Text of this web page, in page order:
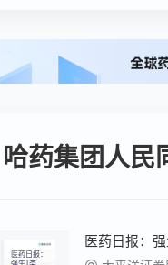
哈药集团人民
医药日报：